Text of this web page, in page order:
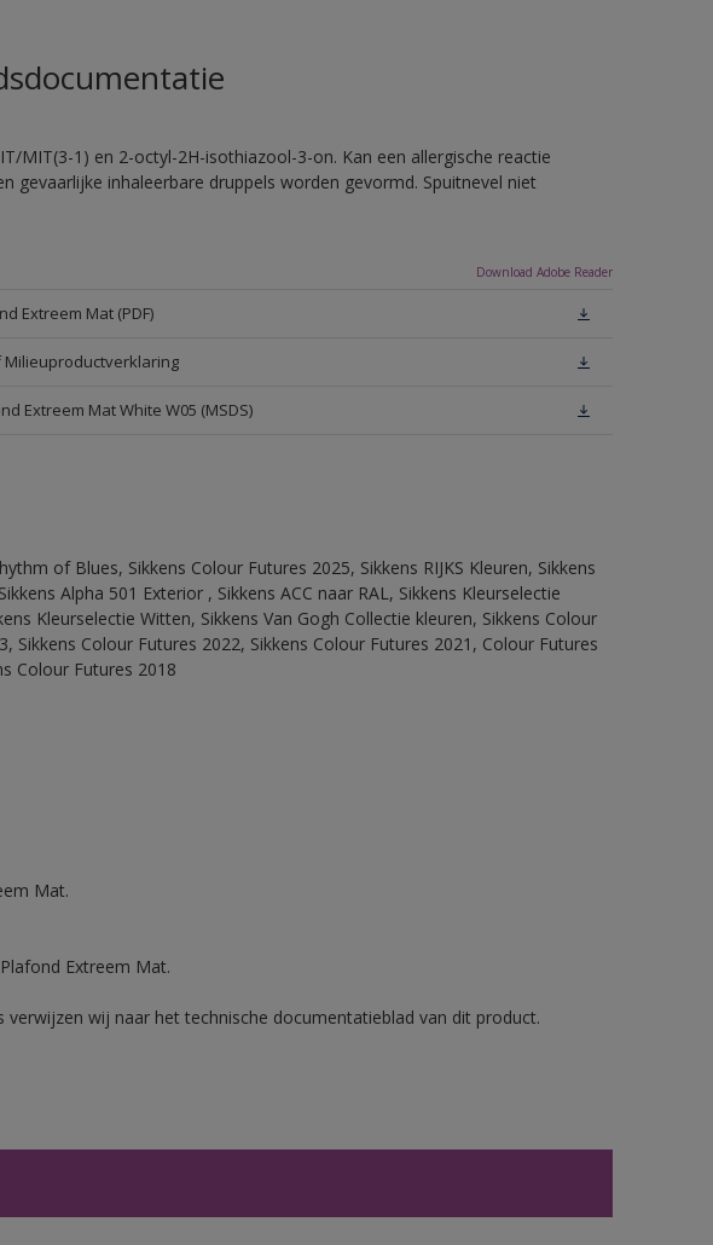
MIT(3-1) en 2-octyl-2H-isothiazool-3-on. Kan een allergische reactie
gevaarlijke inhaleerbare druppels worden gevormd. Spuitnevel niet
Download Adobe Reader
Extreem Mat (PDF)
Milieuproductverklaring
Extreem Mat White W05 (MSDS)
of Blues, Sikkens Colour Futures 2025, Sikkens RIJKS Kleuren, Sikkens
Alpha 501 Exterior , Sikkens ACC naar RAL, Sikkens Kleurselectie
Kleurselectie Witten, Sikkens Van Gogh Collectie kleuren, Sikkens Colour
Sikkens Colour Futures 2022, Sikkens Colour Futures 2021, Colour Futures
Colour Futures 2018
Mat.
Extreem Mat.
wij naar het technische documentatieblad van dit product.